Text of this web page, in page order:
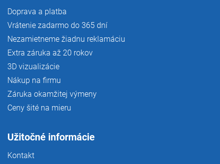
Doprava a platba
Vrátenie zadarmo do 365 dní
Nezamietneme žiadnu reklamáciu
Extra záruka až 20 rokov
3D vizualizácie
Nákup na firmu
Záruka okamžitej výmeny
Ceny šité na mieru
Užitočné informácie
Kontakt